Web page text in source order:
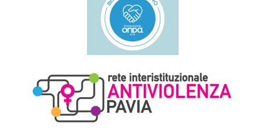
popolazioni di SFMC e ai patotipi tissutali.
Nel complesso, i risultati del nostro studio contribuiranno a
decifrare l'imprevedibile decorso della malattia nell’AR
autoanticorpo-negativa, e aiuteranno nell'identificazione di
nuovi potenziali approcci personalizzati guidati dalle vie
immunopatologiche dominanti.